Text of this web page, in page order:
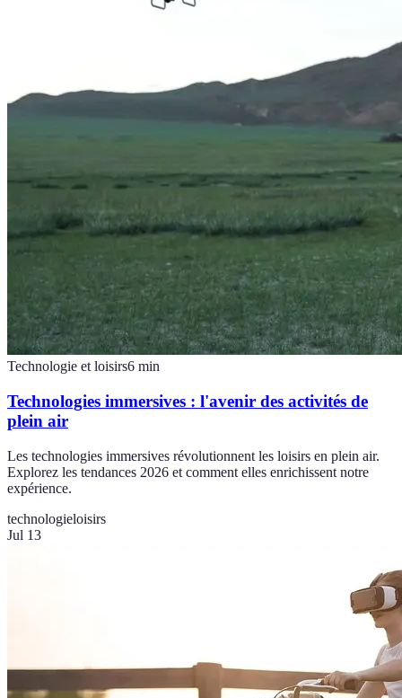
Technologie et loisirs6 min
Technologies immersives : l'avenir des activités de
plein air
Les technologies immersives révolutionnent les loisirs en plein air.
Explorez les tendances 2026 et comment elles enrichissent notre
expérience.
technologieloisirs
Jul 13